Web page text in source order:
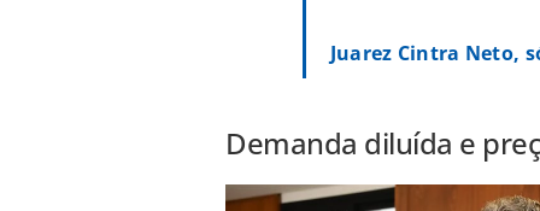
Juarez Cintra Neto,
Demanda diluída e